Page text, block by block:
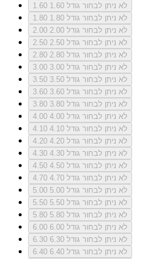
1.60
לא ניתן לבחור גודל 1.60
1.80
לא ניתן לבחור גודל 1.80
2.00
לא ניתן לבחור גודל 2.00
2.50
לא ניתן לבחור גודל 2.50
2.80
לא ניתן לבחור גודל 2.80
3.00
לא ניתן לבחור גודל 3.00
3.50
לא ניתן לבחור גודל 3.50
3.60
לא ניתן לבחור גודל 3.60
3.80
לא ניתן לבחור גודל 3.80
4.00
לא ניתן לבחור גודל 4.00
4.10
לא ניתן לבחור גודל 4.10
4.20
לא ניתן לבחור גודל 4.20
4.30
לא ניתן לבחור גודל 4.30
4.50
לא ניתן לבחור גודל 4.50
4.70
לא ניתן לבחור גודל 4.70
5.00
לא ניתן לבחור גודל 5.00
5.50
לא ניתן לבחור גודל 5.50
5.80
לא ניתן לבחור גודל 5.80
6.00
לא ניתן לבחור גודל 6.00
6.30
לא ניתן לבחור גודל 6.30
6.40
לא ניתן לבחור גודל 6.40